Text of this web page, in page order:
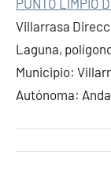
PUNTO LIMPIO
Villarrasa
Laguna,
Municipio:
Autónoma: